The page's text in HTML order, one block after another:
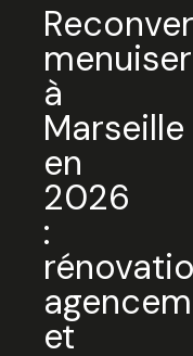
à
Marseille
en
2026
:
et